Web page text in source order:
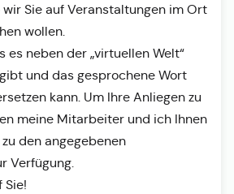
wir Sie auf Veranstaltungen im Ort
wollen.
es neben der „virtuellen Welt“
und das gesprochene Wort
kann. Um Ihre Anliegen zu
meine Mitarbeiter und ich Ihnen
den angegebenen
Verfügung.
Sie!